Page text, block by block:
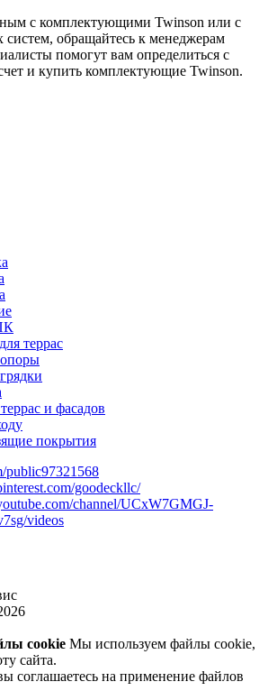
с комплектующими Twinson или с
обращайтесь к менеджерам
помогут вам определиться с
и купить комплектующие Twinson.
террас
и фасадов
покрытия
cookie Мы используем файлы cookie,
сайта.
соглашаетесь на применение файлов